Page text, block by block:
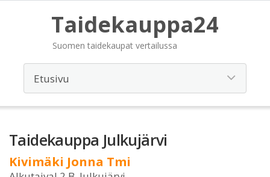
Taidekauppa24
Suomen taidekaupat vertailussa
Taidekauppa Julkujärvi
Kivimäki Jonna Tmi